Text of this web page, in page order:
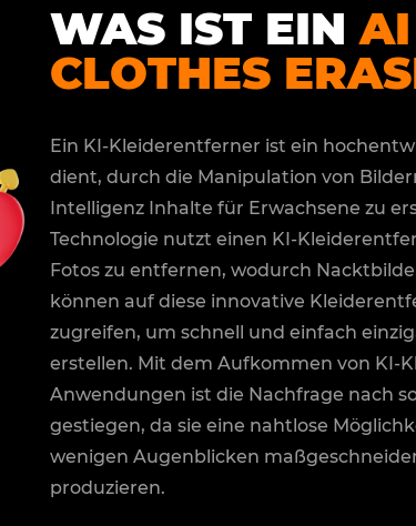
WAS IST EIN AI
CLOTHES
Ein KI-Kleiderentferner ist ein
dient, durch die Manipulation von
Intelligenz Inhalte für Erwachsene zu
Technologie nutzt einen KI-
Fotos zu entfernen, wodurch
können auf diese innovative
zugreifen, um schnell und einfach
erstellen. Mit dem Aufkommen von KI-
Anwendungen ist die Nachfrage nach
gestiegen, da sie eine nahtlose
wenigen Augenblicken
produzieren.